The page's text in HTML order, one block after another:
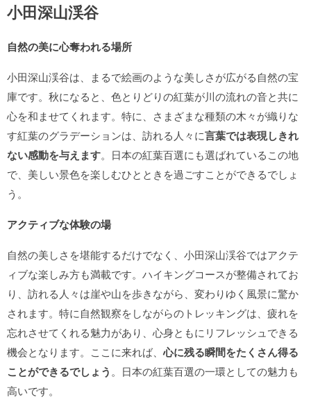
小田深山渓谷
自然の美に心奪われる場所
小田深山渓谷は、まるで絵画のような美しさが広がる自然の宝
庫です。秋になると、色とりどりの紅葉が川の流れの音と共に
心を和ませてくれます。特に、さまざまな種類の木々が織りな
す紅葉のグラデーションは、訪れる人々に言葉では表現しきれ
ない感動を与えます。日本の紅葉百選にも選ばれているこの地
で、美しい景色を楽しむひとときを過ごすことができるでしょ
う。
アクティブな体験の場
自然の美しさを堪能するだけでなく、小田深山渓谷ではアクテ
ィブな楽しみ方も満載です。ハイキングコースが整備されてお
り、訪れる人々は崖や山を歩きながら、変わりゆく風景に驚か
されます。特に自然観察をしながらのトレッキングは、疲れを
忘れさせてくれる魅力があり、心身ともにリフレッシュできる
機会となります。ここに来れば、心に残る瞬間をたくさん得る
ことができるでしょう 。日本の紅葉百選の一環としての魅力も
高いです。